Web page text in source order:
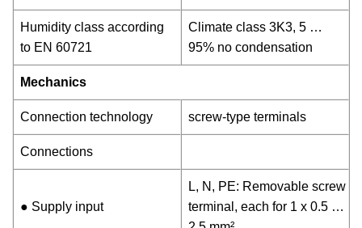
Humidity class according
to EN 60721
Climate class 3K3, 5 …
95% no condensation
Mechanics
Connection technology screw-type terminals
Connections
● Supply input
L, N, PE: Removable screw
terminal, each for 1 x 0.5 …